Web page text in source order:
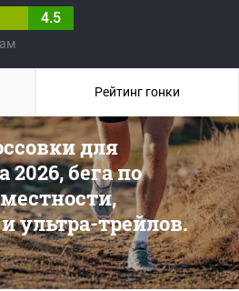
4.5
для
бега по
ультра-трейлов.
Рейтинг гонки